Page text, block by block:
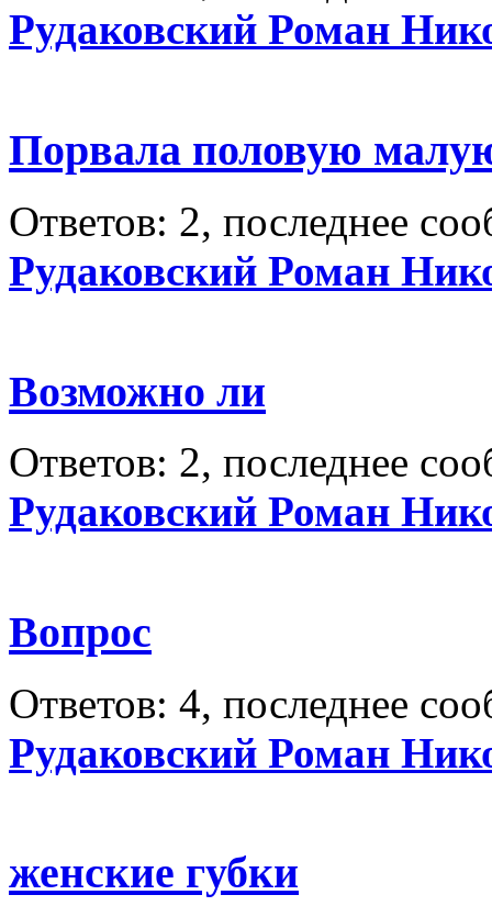
Рудаковский Роман
Порвала половую
Ответов: 2, последнее
Рудаковский Роман
Возможно ли
Ответов: 2, последнее
Рудаковский Роман
Вопрос
Ответов: 4, последнее
Рудаковский Роман
женские губки